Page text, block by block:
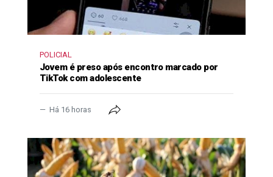
POLICIAL
Jovem é preso após encontro marcado por
TikTok com adolescente
Há 16 horas